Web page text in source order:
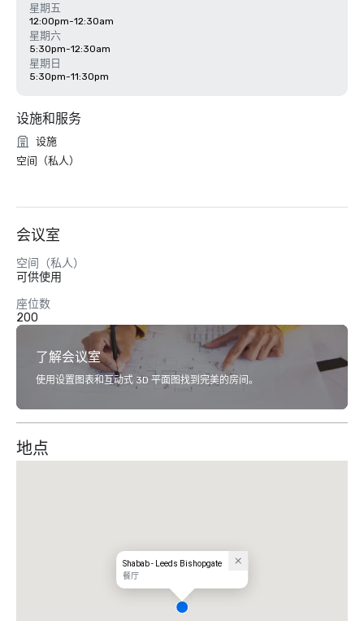
星期五
12:00pm-12:30am
星期六
5:30pm-12:30am
星期日
5:30pm-11:30pm
设施和服务
设施
空间（私人）
会议室
空间（私人）
可供使用
座位数
200
了解会议室
使用设置图表和互动式 3D 平面图找到完美的房间。
地点
Shabab - Leeds Bishopgate
餐厅